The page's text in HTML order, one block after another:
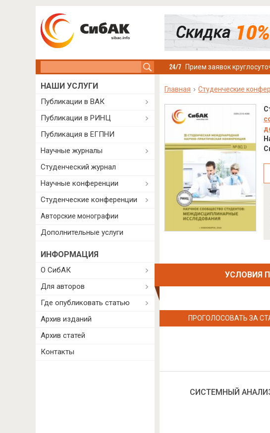
Прием заявок
Главная Студенческие
УСЛОВИЯ
ПРОГОЛОСОВАТЬ ЗА
СИСТЕМНЫЙ
НАШИ УСЛУГИ
Публикации в ВАК
Публикации в РИНЦ
Публикация в ЕГПНИ
Научные журналы
Студенческий журнал
Научные конференции
Студенческие конференции
Авторские монографии
Дополнительные услуги
ИНФОРМАЦИЯ
О СибАК
Для авторов
Где опубликовать статью
Архив изданий
Архив статей
Контакты